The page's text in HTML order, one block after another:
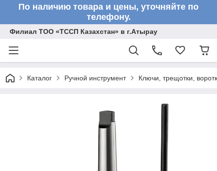
По наличию товара и цены, уточняйте по
телефону.
Филиал ТОО «ТССП Казахстан» в г.Атырау
Каталог Ручной инструмент Ключи, трещотки,